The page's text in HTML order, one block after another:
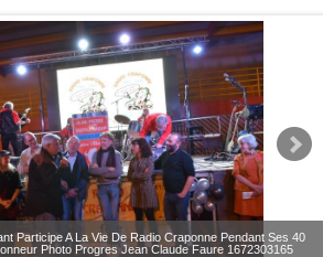
Participe A La Vie De Radio Craponne Pendant Ses 40
Photo Progres Jean Claude Faure 1672303165